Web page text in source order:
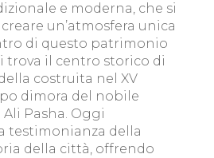
e moderna, che si
un’atmosfera unica
di questo patrimonio
trova il centro storico di
costruita nel XV
dimora del nobile
Pasha. Oggi
testimonianza della
della città, offrendo